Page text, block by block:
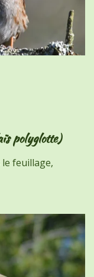
polyglotte)
feuillage,